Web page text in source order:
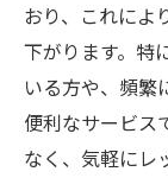
おり、これによ
下がります。特
いる方や、頻繁
便利なサービス
なく、気軽にレ